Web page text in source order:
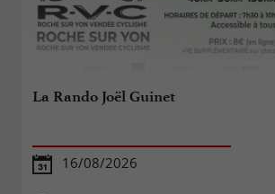
La Rando Joël Guinet
16/08/2026